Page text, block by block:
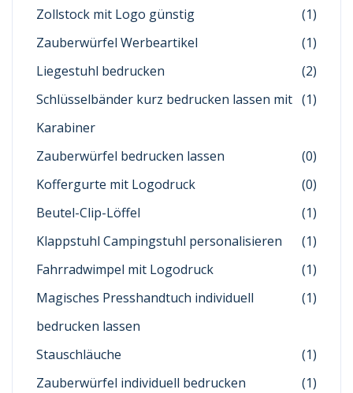
Zollstock mit Logo günstig
(1)
Zauberwürfel Werbeartikel
(1)
Liegestuhl bedrucken
(2)
Schlüsselbänder kurz bedrucken lassen mit
Karabiner
(1)
Zauberwürfel bedrucken lassen
(0)
Koffergurte mit Logodruck
(0)
Beutel-Clip-Löffel
(1)
Klappstuhl Campingstuhl personalisieren
(1)
Fahrradwimpel mit Logodruck
(1)
Magisches Presshandtuch individuell
bedrucken lassen
(1)
Stauschläuche
(1)
Zauberwürfel individuell bedrucken
(1)